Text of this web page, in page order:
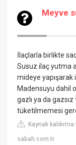
Meyve
İlaçlarla birlikte
Susuz ilaç yutma
mideye yapışarak
Madensuyu dahil
gazlı ya da
tüketilmemesi
Kaynak
sabah.com.tr